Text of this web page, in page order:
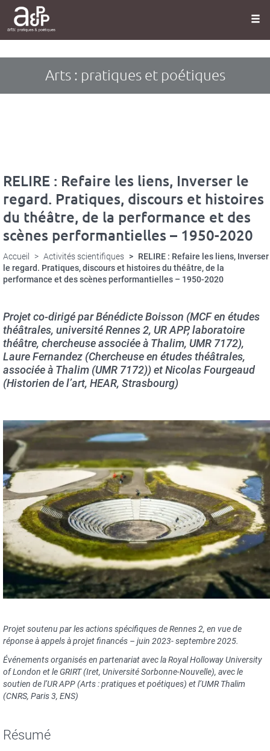
Panneau de gestion des cookies
Aller
contenu
Arts : pratiques et poétiques
RELIRE : Refaire les liens, Inverser le
regard. Pratiques, discours et histoires
du théâtre, de la performance et des
scènes performantielles – 1950-2020
Accueil Activités scientifiques
RELIRE : Refaire les liens, Inverser
le regard. Pratiques, discours et histoires du théâtre, de la
performance et des scènes performantielles – 1950-2020
Projet co-dirigé par Bénédicte Boisson (MCF en études
théâtrales, université Rennes 2, UR APP, laboratoire
théâtre, chercheuse associée à Thalim, UMR 7172),
Laure Fernandez (Chercheuse en études théâtrales,
associée à Thalim (UMR 7172)) et Nicolas Fourgeaud
(Historien de l’art, HEAR, Strasbourg)
Projet soutenu par les actions spécifiques de Rennes 2, en vue de
réponse à appels à projet financés – juin 2023- septembre 2025.
Événements organisés en partenariat avec la Royal Holloway University
of London et le GRIRT (Iret, Université Sorbonne-Nouvelle), avec le
soutien de l’UR APP (Arts : pratiques et poétiques) et l’UMR Thalim
(CNRS, Paris 3, ENS)
Résumé